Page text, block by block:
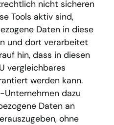
nicht sicheren
Tools aktiv sind,
Daten in diese
und dort verarbeitet
hin, dass in diesen
vergleichbares
werden kann.
Unternehmen dazu
Daten an
ohne